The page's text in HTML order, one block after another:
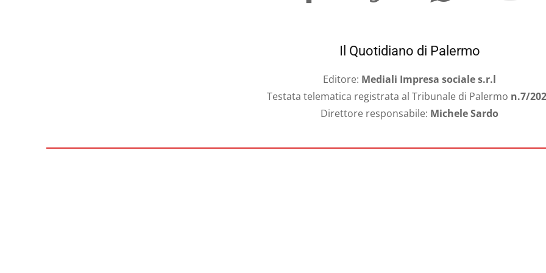
Il Quotidiano di Palermo
Editore: Mediali Impresa sociale s.r.l
Testata telematica registrata al Tribunale di Palermo n.7/
Direttore responsabile: Michele Sardo